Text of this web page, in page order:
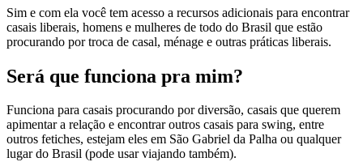
Sim e com ela você tem acesso a recursos adicionais para encontrar
casais liberais, homens e mulheres de todo do Brasil que estão
procurando por troca de casal, ménage e outras práticas liberais.
Será que funciona pra mim?
Funciona para casais procurando por diversão, casais que querem
apimentar a relação e encontrar outros casais para swing, entre
outros fetiches, estejam eles em São Gabriel da Palha ou qualquer
lugar do Brasil (pode usar viajando também).